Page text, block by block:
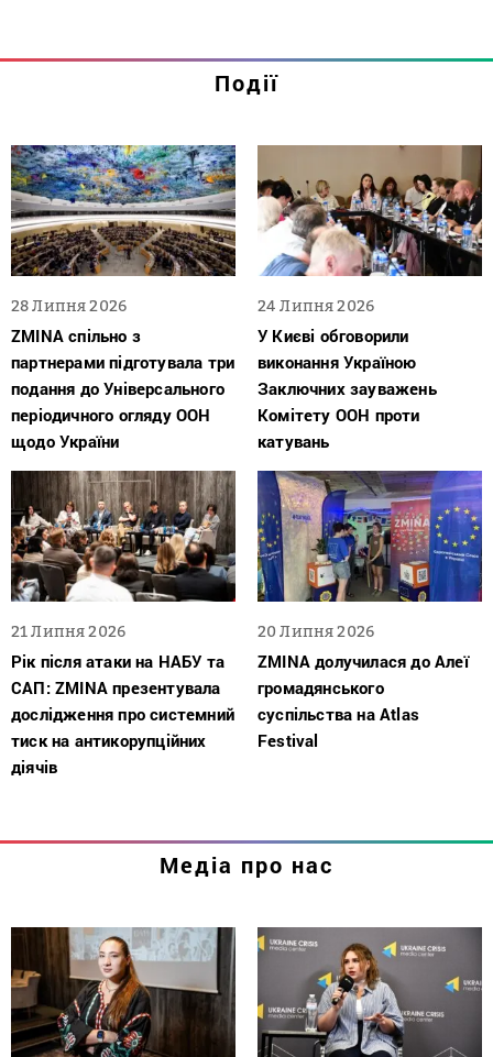
Події
28 Липня 2026
ZMINA спільно з
партнерами підготувала три
подання до Універсального
періодичного огляду ООН
щодо України
24 Липня 2026
У Києві обговорили
виконання Україною
Заключних зауважень
Комітету ООН проти
катувань
21 Липня 2026
Рік після атаки на НАБУ та
САП: ZMINA презентувала
дослідження про системний
тиск на антикорупційних
діячів
20 Липня 2026
ZMINA долучилася до Алеї
громадянського
суспільства на Atlas
Festival
Медіа про нас